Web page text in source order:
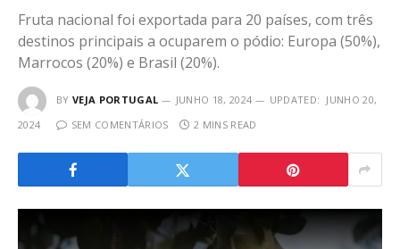
Fruta nacional foi exportada para 20 países, com três
destinos principais a ocuparem o pódio: Europa (50%),
Marrocos (20%) e Brasil (20%).
BY VEJA PORTUGAL JUNHO 18, 2024 UPDATED: JUNHO 20,
2024
SEM COMENTÁRIOS 2 MINS READ